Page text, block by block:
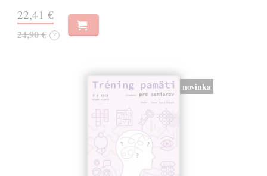
22,41 €
24,90 € ?
novinka